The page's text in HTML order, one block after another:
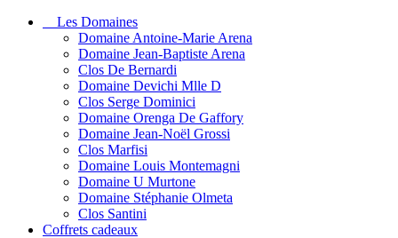
Les Domaines
Domaine Antoine-Marie Arena
Domaine Jean-Baptiste Arena
Clos De Bernardi
Domaine Devichi Mlle D
Clos Serge Dominici
Domaine Orenga De Gaffory
Domaine Jean-Noël Grossi
Clos Marfisi
Domaine Louis Montemagni
Domaine U Murtone
Domaine Stéphanie Olmeta
Clos Santini
Coffrets cadeaux